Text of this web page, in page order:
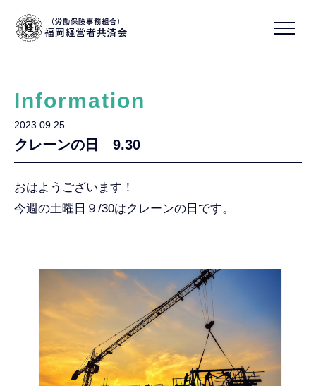
Information
2023.09.25
クレーンの日 9.30
おはようございます！
今週の土曜日９/30はクレーンの日です。